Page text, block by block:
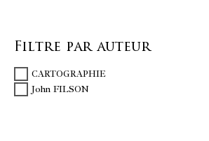
Filtre par auteur
CARTOGRAPHIE
John FILSON